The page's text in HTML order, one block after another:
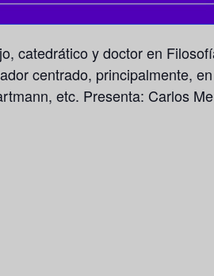
catedrático y doctor en
centrado, principalmente,
etc. Presenta: Carlos